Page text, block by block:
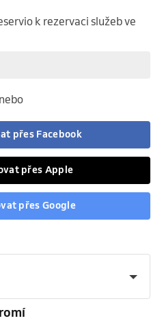
k rezervaci služeb ve
nebo
přes Facebook
přes Apple
přes Google